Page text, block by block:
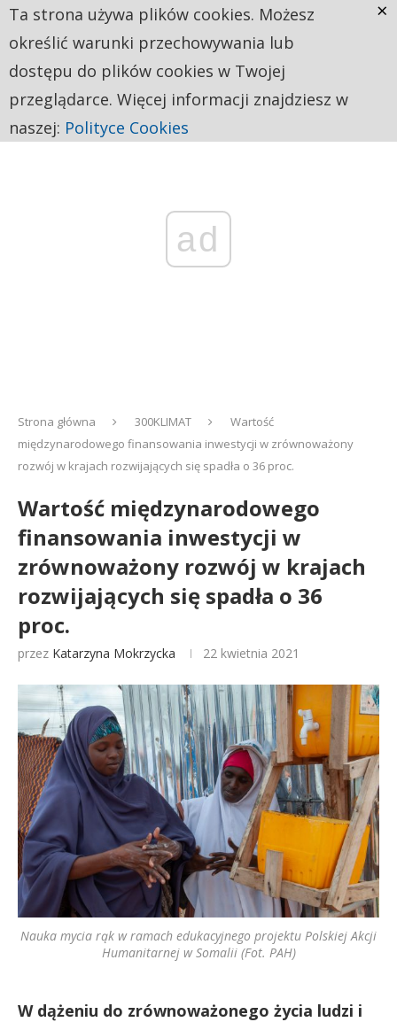
ad
Strona główna 300KLIMAT
Wartość
międzynarodowego finansowania inwestycji w zrównoważony
rozwój w krajach rozwijających się spadła o 36 proc.
Wartość międzynarodowego
finansowania inwestycji w
zrównoważony rozwój w krajach
rozwijających się spadła o 36
proc.
przez Katarzyna Mokrzycka 22 kwietnia 2021
Nauka mycia rąk w ramach edukacyjnego projektu Polskiej Akcji
Humanitarnej w Somalii (Fot. PAH)
W dążeniu do zrównoważonego życia ludzi i
Ta strona używa plików cookies. Możesz
określić warunki przechowywania lub
dostępu do plików cookies w Twojej
przeglądarce. Więcej informacji znajdziesz w
naszej: Polityce Cookies
×